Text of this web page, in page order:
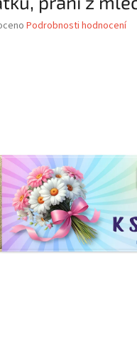
Podrobnosti hodnocení